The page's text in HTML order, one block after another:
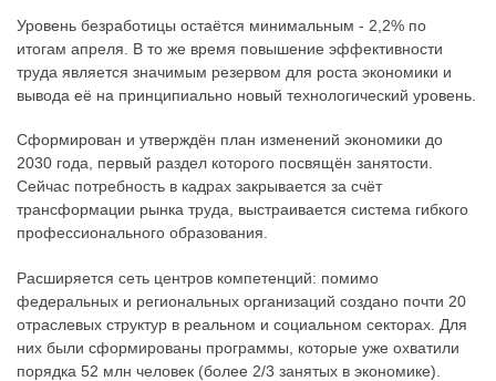
Уровень безработицы остаётся минимальным - 2,2% по
итогам апреля. В то же время повышение эффективности
труда является значимым резервом для роста экономики и
вывода её на принципиально новый технологический уровень.
Сформирован и утверждён план изменений экономики до
2030 года, первый раздел которого посвящён занятости.
Сейчас потребность в кадрах закрывается за счёт
трансформации рынка труда, выстраивается система гибкого
профессионального образования.
Расширяется сеть центров компетенций: помимо
федеральных и региональных организаций создано почти 20
отраслевых структур в реальном и социальном секторах. Для
них были сформированы программы, которые уже охватили
порядка 52 млн человек (более 2/3 занятых в экономике).